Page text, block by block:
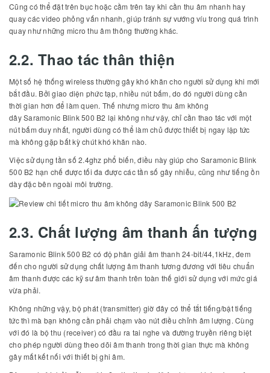
Cũng có thể đặt trên bục hoặc cầm trên tay khi cần thu âm nhanh hay
quay các video phỏng vấn nhanh, giúp tránh sự vướng víu trong quá trình
quay như những micro thu âm thông thường khác.
2.2. Thao tác thân thiện
Một số hệ thống wireless thường gây khó khăn cho người sử dụng khi mới
bắt đầu. Bởi giao diện phức tạp, nhiều nút bấm, do đó người dùng cần
thời gian hơn để làm quen. Thế nhưng micro thu âm không
dây Saramonic Blink 500 B2 lại không như vậy, chỉ cần thao tác với một
nút bấm duy nhất, người dùng có thể làm chủ được thiết bị ngay lập tức
mà không gặp bất kỳ chút khó khăn nào.
Việc sử dụng tần số 2.4ghz phổ biến, điều này giúp cho Saramonic Blink
500 B2 hạn chế được tối đa được các tần số gây nhiễu, cũng như tiếng ồn
dày đặc bên ngoài môi trường.
2.3. Chất lượng âm thanh ấn tượng
Saramonic Blink 500 B2 có độ phân giải âm thanh 24-bit/44,1kHz, đem
đến cho người sử dụng chất lượng âm thanh tương đương với tiêu chuẩn
âm thanh được các kỹ sư âm thanh trên toàn thế giới sử dụng với mức giá
vừa phải.
Không những vậy, bộ phát (transmitter) giờ đây có thể tắt tiếng/bật tiếng
tức thì mà bạn không cần phải chạm vào nút điều chỉnh âm lượng. Cùng
với đó là bộ thu (receiver) có đầu ra tai nghe và đường truyền riêng biệt
cho phép người dùng theo dõi âm thanh trong thời gian thực mà không
gây mất kết nối với thiết bị ghi âm.